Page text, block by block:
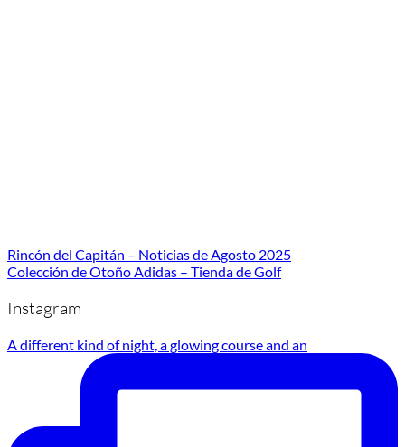
Rincón del Capitán – Noticias de Agosto 2025
Colección de Otoño Adidas – Tienda de Golf
Instagram
A different kind of night, a glowing course and an